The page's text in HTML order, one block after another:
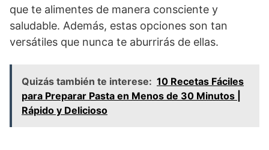
que te alimentes de manera consciente y
saludable. Además, estas opciones son tan
versátiles que nunca te aburrirás de ellas.
Quizás también te interese: 10 Recetas Fáciles
para Preparar Pasta en Menos de 30 Minutos |
Rápido y Delicioso